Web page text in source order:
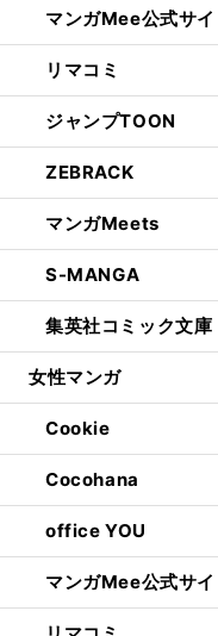
マンガMee公式サイ
リマコミ
ジャンプTOON
ZEBRACK
マンガMeets
S-MANGA
集英社コミック文庫
女性マンガ
Cookie
Cocohana
office YOU
マンガMee公式サイ